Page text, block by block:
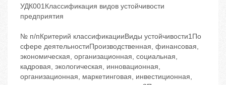
УДК001Классификация видов устойчивости
предприятия
№ п/пКритерий классификацииВиды устойчивости1По
сфере деятельностиПроизводственная, финансовая,
экономическая, организационная, социальная,
кадровая, экологическая, инновационная,
организационная, маркетинговая, инвестиционная,